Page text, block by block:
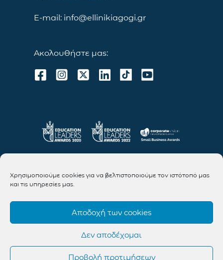
Χρησιμοποιούμε cookies για να βελτιστοποιούμε τον ιστότοπό μας
και τις υπηρεσίες μας.
Αποδοχή των cookies
Δεν αποδέχομαι
Προβολή προτιμήσεων
E-mail: info@ellinikiagogi.gr
Ακολουθήστε μας: